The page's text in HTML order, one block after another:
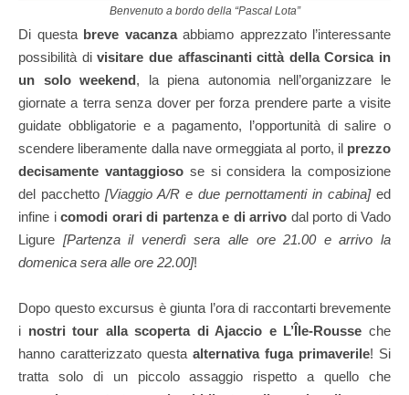
Benvenuto a bordo della “Pascal Lota”
Di questa breve vacanzaabbiamo apprezzato l’interessante
possibilità divisitare due affascinanti città della Corsica in
un solo weekend, la piena autonomia nell’organizzare le
giornate a terra senza dover per forza prendere parte a visite
guidate obbligatorie e a pagamento, l’opportunità di salire o
scendere liberamente dalla nave ormeggiata al porto, il prezzo
decisamente vantaggiosose si considera la composizione
del pacchetto [Viaggio A/R e due pernottamenti in cabina]ed
infine i comodi orari di partenza e di arrivo dal porto di Vado
Ligure [Partenza il venerdì sera alle ore 21.00 e arrivo la
domenica sera alle ore 22.00]!
Dopo questo excursus è giunta l’ora di raccontarti brevemente
i nostri tour alla scoperta di Ajaccio e L’Île-Rousse che
hanno caratterizzato questa alternativa fuga primaverile! Si
tratta solo di un piccolo assaggio rispetto a quello che